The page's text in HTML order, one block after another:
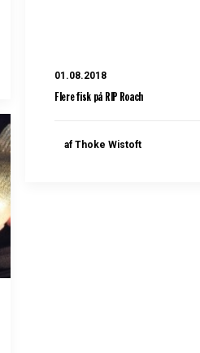
01.08.2018
Flere fisk på RIP Roach
af Thoke Wistoft